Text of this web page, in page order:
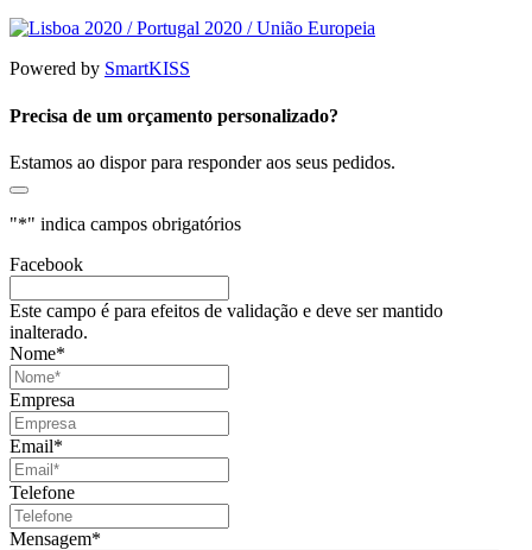
Powered by SmartKISS
Precisa de um orçamento personalizado?
Estamos ao dispor para responder aos seus pedidos.
"*" indica campos obrigatórios
Facebook
Este campo é para efeitos de validação e deve ser mantido
inalterado.
Nome*
Empresa
Email*
Telefone
Mensagem*